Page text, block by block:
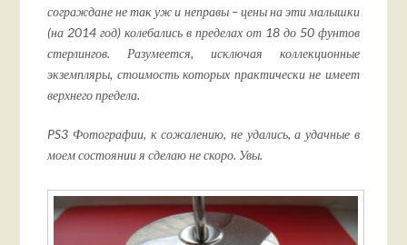
сограждане не так уж и неправы – цены на эти малышки
(на 2014 год) колебались в пределах от 18 до 50 фунтов
стерлингов. Разумеется, исключая коллекционные
экземпляры, стоимость которых практически не имеет
верхнего предела.
PS3 Фотографии, к сожалению, не удались, а удачные в
моем состоянии я сделаю не скоро. Увы.